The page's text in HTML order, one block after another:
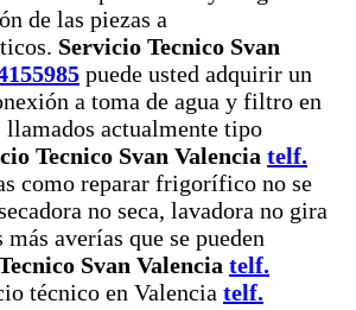
de las piezas a
Servicio Tecnico Svan
puede usted adquirir un
a toma de agua y filtro en
actualmente tipo
Tecnico Svan Valencia telf.
como reparar frigorífico no se
no seca, lavadora no gira
averías que se pueden
Svan Valencia telf.
técnico en Valencia telf.